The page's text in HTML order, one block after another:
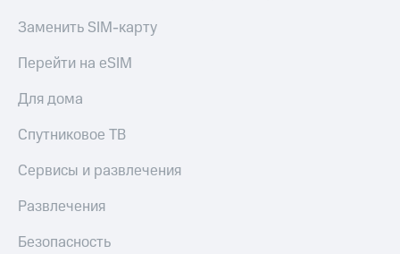
Заменить SIM-карту
Перейти на eSIM
Для дома
Спутниковое ТВ
Сервисы и развлечения
Развлечения
Безопасность